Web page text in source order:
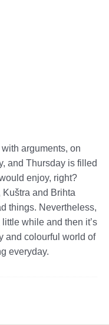
arguments, on
and Thursday is filled
enjoy, right?
and Brihta
things. Nevertheless,
while and then it’s
and colourful world of
everyday.